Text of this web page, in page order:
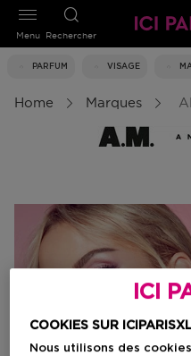
Rechercher
PARFUM VISAGE
Menu
Home Marques
ICI
COOKIES SUR
Nous utilisons des